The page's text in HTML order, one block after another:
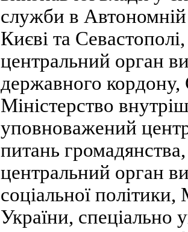
служби в Автономній
Києві та
центральний орган
державного
Міністерство
уповноважений
питань
центральний орган
соціальної
України, спеціально